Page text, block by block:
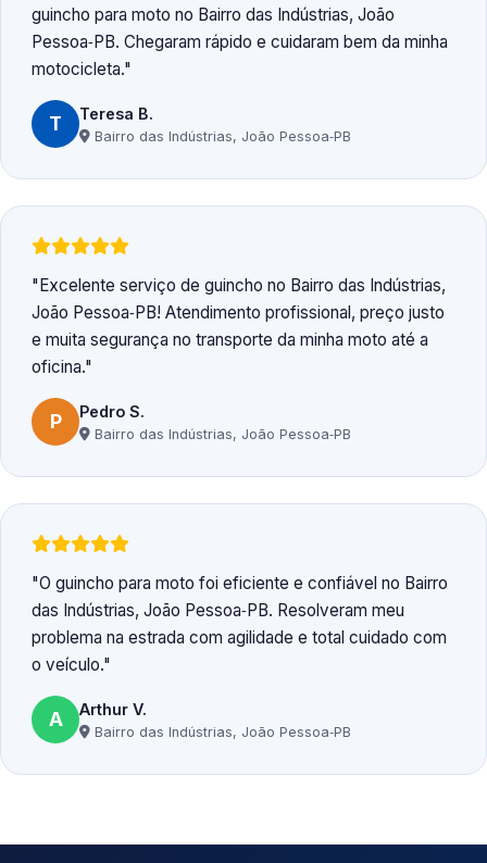
guincho para moto no Bairro das Indústrias, João
Pessoa‑PB. Chegaram rápido e cuidaram bem da minha
motocicleta.
T Teresa B.
Bairro das Indústrias, João Pessoa‑PB
Excelente serviço de guincho no Bairro das Indústrias,
João Pessoa‑PB! Atendimento profissional, preço justo
e muita segurança no transporte da minha moto até a
oficina.
P Pedro S.
Bairro das Indústrias, João Pessoa‑PB
O guincho para moto foi eficiente e confiável no Bairro
das Indústrias, João Pessoa‑PB. Resolveram meu
problema na estrada com agilidade e total cuidado com
o veículo.
A Arthur V.
Bairro das Indústrias, João Pessoa‑PB